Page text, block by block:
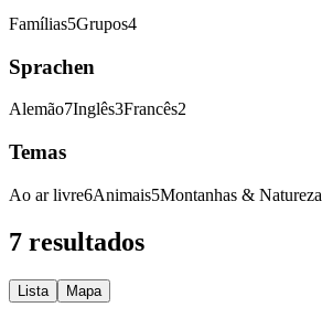
Famílias5Grupos4
Sprachen
Alemão7Inglês3Francês2
Temas
Ao ar livre6Animais5Montanhas & Natureza
7 resultados
Lista Mapa